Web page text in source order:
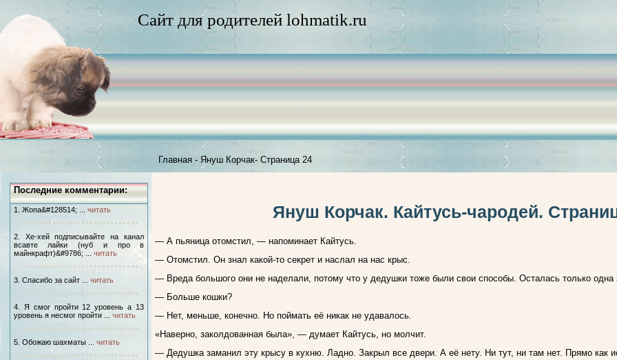
Сайт для родителей lohmatik.ru
Главная - Януш Корчак- Страница 24
Последние комментарии:
1. Жопа&#128514; ... читать
2. Хе-хей подписывайте на канал
всавте лайки (нуб и про в
майнкрафт)&#9786; ... читать
3. Спасибо за сайт ... читать
4. Я смог пройти 12 уровень а 13
уровень я несмог пройти ... читать
5. Обожаю шахматы ... читать
Януш Корчак. Кайтусь-чародей.
— А пьяница отомстил, — напоминает Кайтусь.
— Отомстил. Он знал какой-то секрет и наслал на нас крыс.
— Вреда большого они не наделали, потому что у дедушки тоже были свои способы. Осталась только одна
— Больше кошки?
— Нет, меньше, конечно. Но поймать её никак не удавалось.
«Наверно, заколдованная была», — думает Кайтусь, но молчит.
— Дедушка заманил эту крысу в кухню. Ладно. Закрыл все двери. А её нету. Ни тут, ни там нет. Прямо как